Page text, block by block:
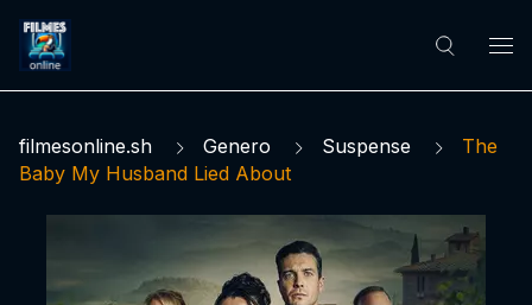
filmesonline.sh Genero Suspense
The
Baby My Husband Lied About